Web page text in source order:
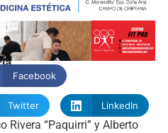
Facebook
Twitter LinkedIn
Rivera “Paquirri” y Alberto